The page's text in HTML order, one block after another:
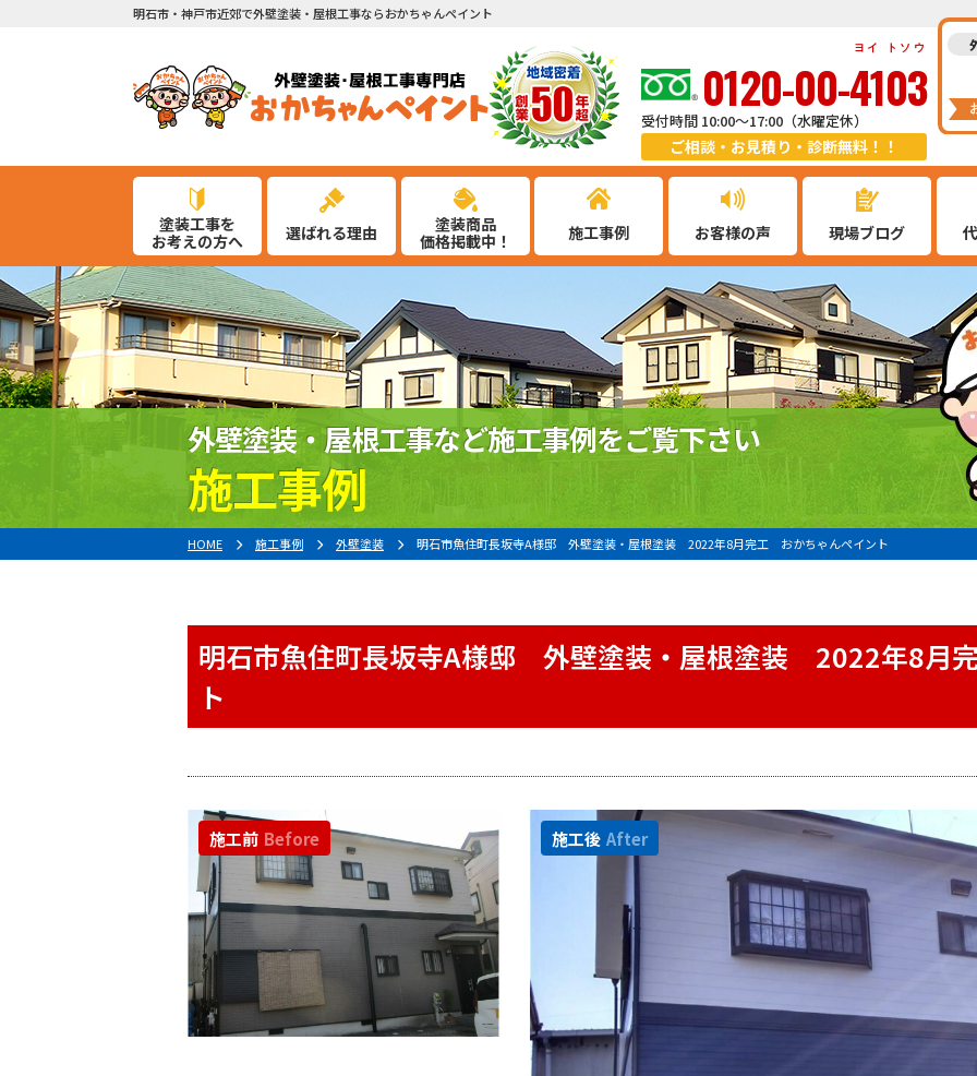
明石市・神戸市近郊で外壁塗装・屋根工事ならおかちゃんペイント
0120-00-4103
ヨイ トソウ
受付時間 10:00～17:00（水曜定休）
ご相談・お見積り・診断無料！！
塗装工事を
お考えの方へ
選ばれる理由
塗装商品
価格掲載中！
施工事例 お客様の声 現場ブログ
外壁塗装・屋根工事など施工事例をご覧下さい
施工事例
HOME 施工事例 外壁塗装 明石市魚住町長坂寺A様邸 外壁塗装・屋根塗装 2022年8月完工 おかちゃんペイント
明石市魚住町長坂寺A様邸 外壁塗装・屋根塗装 2022年8月
ト
施工前 Before 施工後 After